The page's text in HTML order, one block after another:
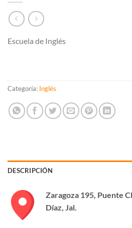
Escuela de Inglés
Categoría: Inglés
DESCRIPCIÓN
Zaragoza 195, Puente
Díaz, Jal.